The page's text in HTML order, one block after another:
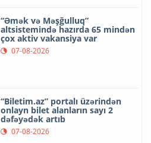
“Əmək və Məşğulluq”
altsistemində hazırda 65 mindən
çox aktiv vakansiya var
07-08-2026
“Biletim.az” portalı üzərindən
onlayn bilet alanların sayı 2
dəfəyədək artıb
07-08-2026